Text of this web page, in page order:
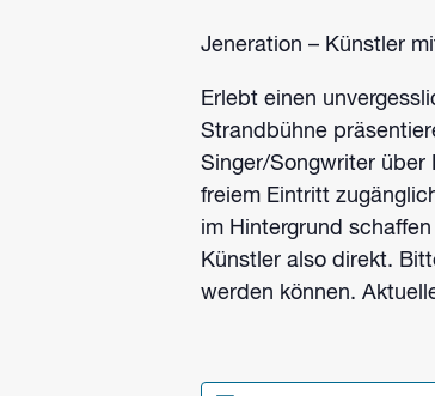
Jeneration – Künstler
Erlebt einen
Strandbühne
Singer/Songwriter über
freiem Eintritt
im Hintergrund
Künstler also direkt.
werden können.